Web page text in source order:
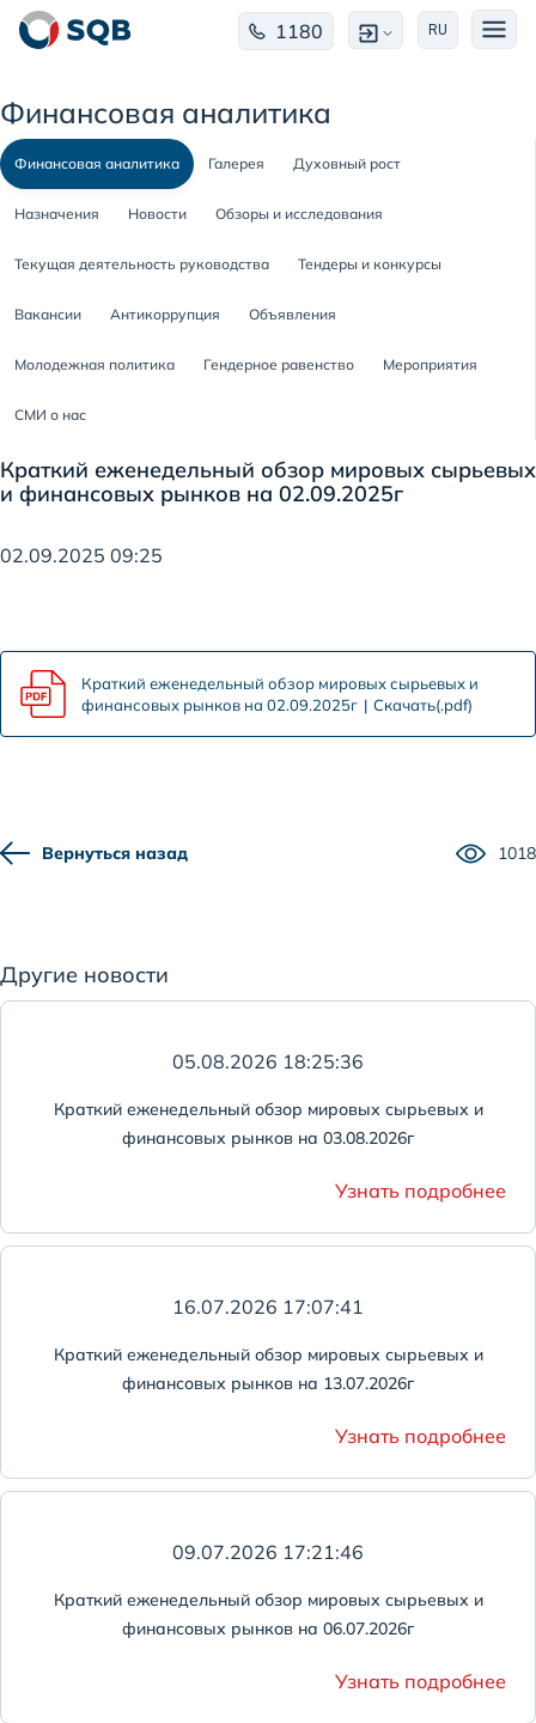
1180 RU
Финансовая аналитика
Финансовая аналитика Галерея Духовный рост
Назначения Новости Обзоры и исследования
Текущая деятельность руководства Тендеры и конкурсы
Вакансии Антикоррупция Объявления
Молодежная политика Гендерное равенство Мероприятия
СМИ о нас
Краткий еженедельный обзор мировых сырьевых
и финансовых рынков на 02.09.2025г
02.09.2025 09:25
Краткий еженедельный обзор мировых сырьевых и
финансовых рынков на 02.09.2025г
Скачать(.pdf)
Вернуться назад 1018
Другие новости
05.08.2026 18:25:36
Краткий еженедельный обзор мировых сырьевых и
финансовых рынков на 03.08.2026г
Узнать подробнее
16.07.2026 17:07:41
Краткий еженедельный обзор мировых сырьевых и
финансовых рынков на 13.07.2026г
Узнать подробнее
09.07.2026 17:21:46
Краткий еженедельный обзор мировых сырьевых и
финансовых рынков на 06.07.2026г
Узнать подробнее